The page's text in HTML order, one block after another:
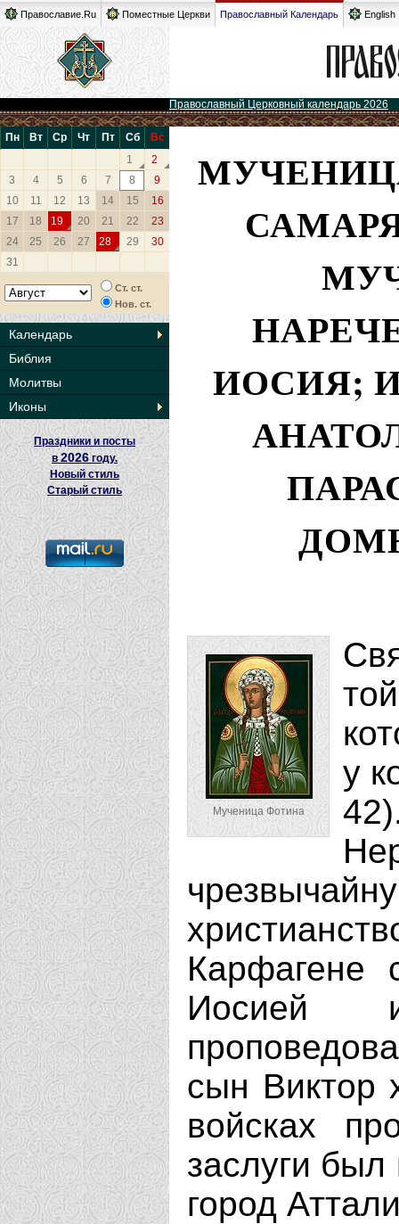
Православие.Ru Поместные Церкви Православный Календарь English
Православный Церковный календарь 2026
Пн Вт Ср Чт Пт Сб
Вс
1
2
3
4 5 6 7 8
9
10
11 12 13 14 15
16
17
18 19 20 21 22
23
24
25 26 27 28 29
30
31
Ст. ст.
Нов. ст.
Календарь
Библия
Молитвы
Иконы
Праздники и посты
в 2026 году.
Новый стиль
Старый стиль
ИОСИЯ;
Мученица Фотина
у
Иосией
сын Виктор
войсках
заслуги
город